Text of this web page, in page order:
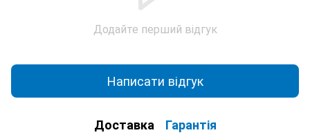
Додайте перший відгук
Написати відгук
Доставка Гарантія